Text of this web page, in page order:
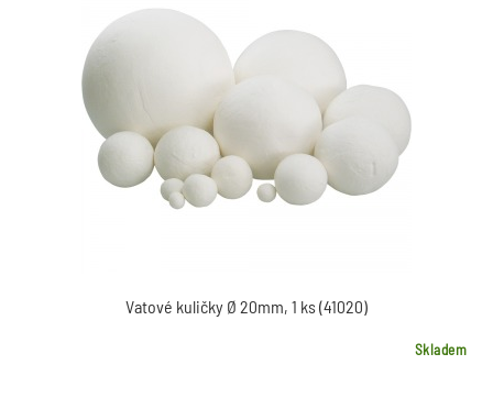
Vatové kuličky Ø 20mm, 1 ks (41020)
Skladem